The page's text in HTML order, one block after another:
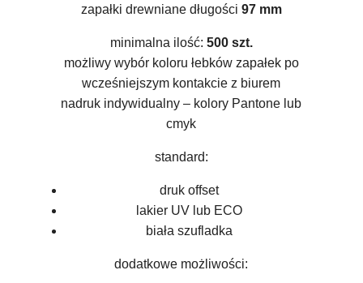
zapałki drewniane długości 97 mm
minimalna ilość: 500 szt.
możliwy wybór koloru łebków zapałek po
wcześniejszym kontakcie z biurem
nadruk indywidualny – kolory Pantone lub
cmyk
standard:
druk offset
lakier UV lub ECO
biała szufladka
dodatkowe możliwości: